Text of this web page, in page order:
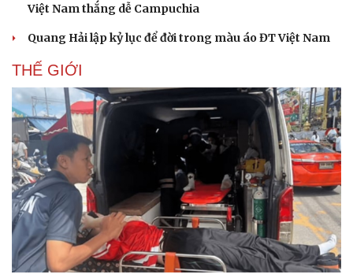
Việt Nam thắng dễ Campuchia
Quang Hải lập kỷ lục để đời trong màu áo ĐT Việt Nam
THẾ GIỚI